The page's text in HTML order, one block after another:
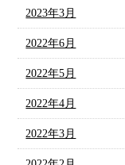
2023年3月
2022年6月
2022年5月
2022年4月
2022年3月